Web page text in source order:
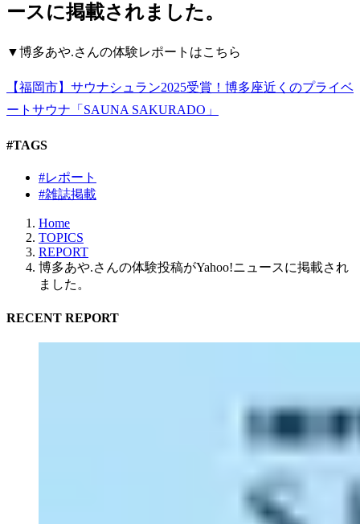
ースに掲載されました。
▼博多あや.さんの体験レポートはこちら
【福岡市】サウナシュラン2025受賞！博多座近くのプライベ
ートサウナ「SAUNA SAKURADO」
#TAGS
#レポート
#雑誌掲載
Home
TOPICS
REPORT
博多あや.さんの体験投稿がYahoo!ニュースに掲載され
ました。
RECENT REPORT